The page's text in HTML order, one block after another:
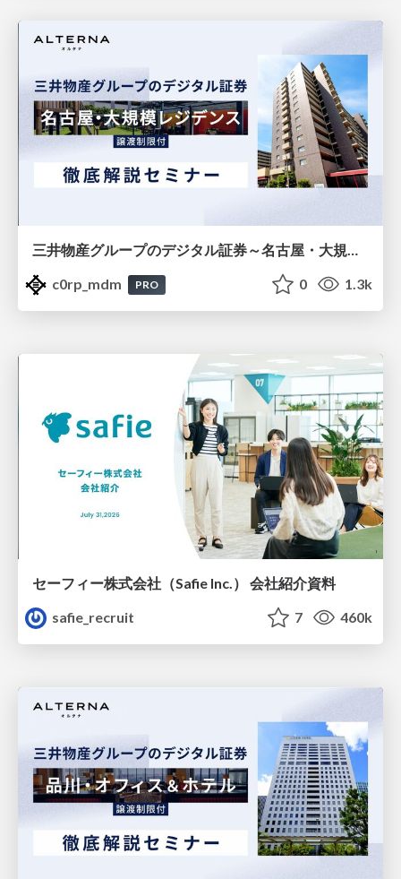
三井物産グループのデジタル証券～名古屋・大規模レジデンス～徹底解説セミナー
c0rp_mdm
PRO 0 1.3k
セーフィー株式会社（Safie Inc.） 会社紹介資料
safie_recruit
7 460k